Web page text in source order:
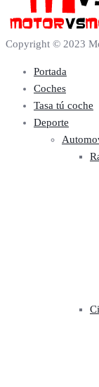
Copyright © 2023
Portada
Coches
Tasa tú coche
Deporte